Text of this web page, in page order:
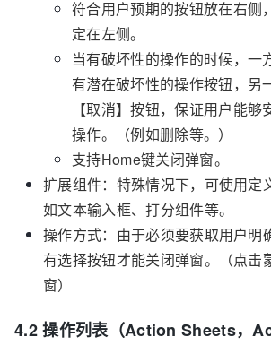
符合用户预期的按钮放在右侧
定在左侧。
当有破坏性的操作的时候，一
有潜在破坏性的操作按钮，另
【取消】按钮，保证用户能够
操作。（例如删除等。）
支持Home键关闭弹窗。
扩展组件：特殊情况下，可使用定
如文本输入框、打分组件等。
操作方式：由于必须要获取用户明
有选择按钮才能关闭弹窗。（点击
窗）
4.2 操作列表（Action Sheets，